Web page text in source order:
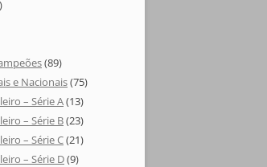
(89)
e Nacionais(75)
– Série A(13)
– Série B(23)
– Série C(21)
– Série D(9)